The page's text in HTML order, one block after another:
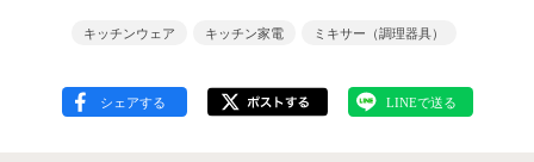
キッチンウェア キッチン家電 ミキサー（調理器具）